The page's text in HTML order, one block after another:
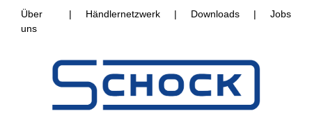
Über
uns
| Händlernetzwerk | Downloads | Jobs